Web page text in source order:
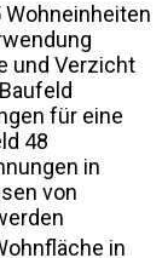
Wohneinheiten
und Verzicht
für eine
48
in
von
in